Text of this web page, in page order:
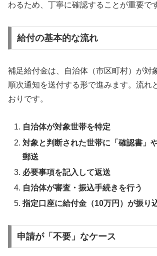
わるため、丁寧に確認することが重要で
給付の基本的な流れ
補足給付金は、自治体（市区町村）が対
順次通知を送付する形で進みます。流れ
おりです。
自治体が対象世帯を特定
対象と判断された世帯に「確認書」
郵送
必要事項を記入して返送
自治体が審査・振込手続きを行う
指定口座に給付金（10万円）が振り
申請が「不要」なケース